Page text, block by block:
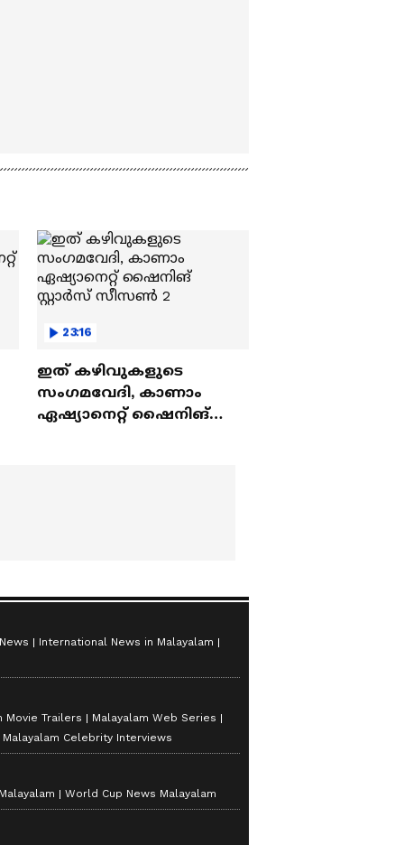
23:16
ഇത് കഴിവുകളുടെ
സംഗമവേദി, കാണാം
ഏഷ്യാനെറ്റ് ഷൈനിങ്
International News in Malayalam
Movie Trailers
Malayalam Web Series
Malayalam Celebrity Interviews
World Cup News Malayalam